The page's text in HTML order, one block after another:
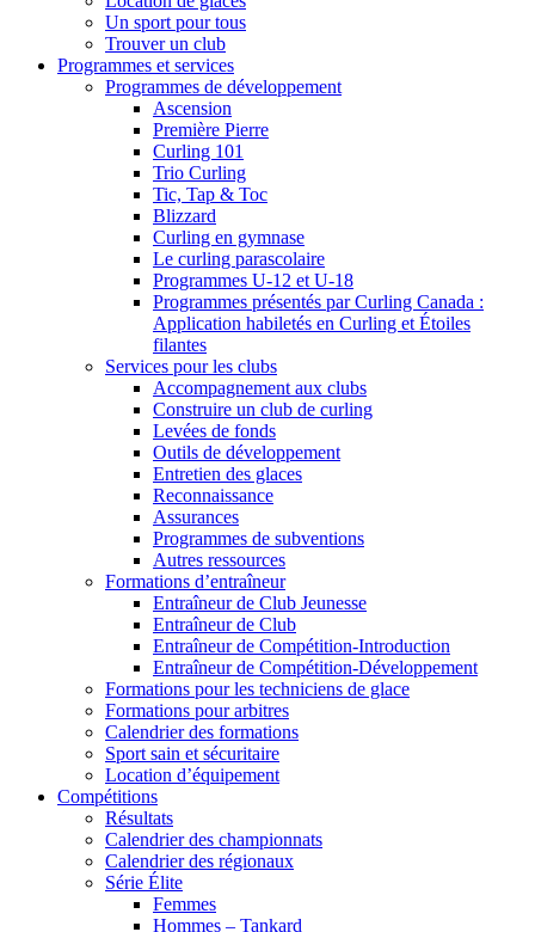
Un sport pour tous
Trouver un club
Programmes et services
Programmes de développement
Ascension
Première Pierre
Curling 101
Trio Curling
Tic, Tap & Toc
Blizzard
Curling en gymnase
Le curling parascolaire
Programmes U-12 et U-18
Programmes présentés par Curling Canada :
Application habiletés en Curling et Étoiles
filantes
Services pour les clubs
Accompagnement aux clubs
Construire un club de curling
Levées de fonds
Outils de développement
Entretien des glaces
Reconnaissance
Assurances
Programmes de subventions
Autres ressources
Formations d’entraîneur
Entraîneur de Club Jeunesse
Entraîneur de Club
Entraîneur de Compétition-Introduction
Entraîneur de Compétition-Développement
Formations pour les techniciens de glace
Formations pour arbitres
Calendrier des formations
Sport sain et sécuritaire
Location d’équipement
Compétitions
Résultats
Calendrier des championnats
Calendrier des régionaux
Série Élite
Femmes
Hommes – Tankard